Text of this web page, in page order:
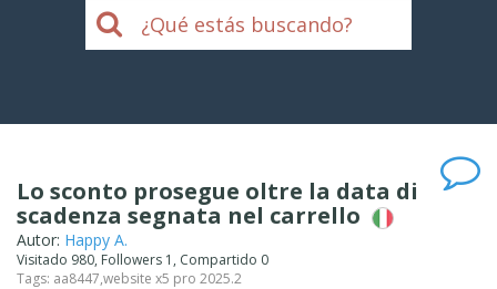
Lo sconto prosegue oltre la data di
scadenza segnata nel carrello
Autor: Happy A.
Visitado 980, Followers 1, Compartido 0
Tags: aa8447,website x5 pro 2025.2